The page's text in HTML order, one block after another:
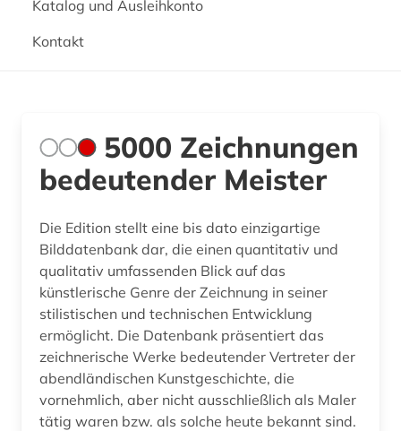
Katalog und Ausleihkonto
Kontakt
5000 Zeichnungen
bedeutender Meister
Die Edition stellt eine bis dato einzigartige
Bilddatenbank dar, die einen quantitativ und
qualitativ umfassenden Blick auf das
künstlerische Genre der Zeichnung in seiner
stilistischen und technischen Entwicklung
ermöglicht. Die Datenbank präsentiert das
zeichnerische Werke bedeutender Vertreter der
abendländischen Kunstgeschichte, die
vornehmlich, aber nicht ausschließlich als Maler
tätig waren bzw. als solche heute bekannt sind.